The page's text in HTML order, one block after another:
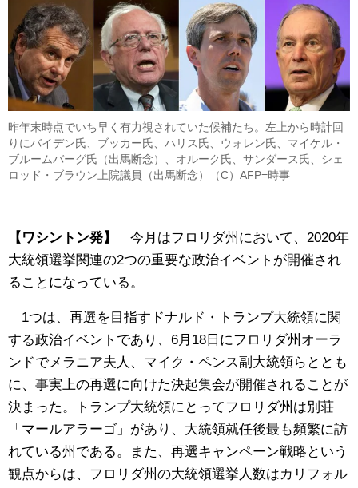
昨年末時点でいち早く有力視されていた候補たち。左上から時計回
りにバイデン氏、ブッカー氏、ハリス氏、ウォレン氏、マイケル・
ブルームバーグ氏（出馬断念）、オルーク氏、サンダース氏、シェ
ロッド・ブラウン上院議員（出馬断念）（C）AFP=時事
【ワシントン発】
今月はフロリダ州において、2020年
大統領選挙関連の2つの重要な政治イベントが開催され
ることになっている。
1つは、再選を目指すドナルド・トランプ大統領に関
する政治イベントであり、6月18日にフロリダ州オーラ
ンドでメラニア夫人、マイク・ペンス副大統領らととも
に、事実上の再選に向けた決起集会が開催されることが
決まった。トランプ大統領にとってフロリダ州は別荘
「マールアラーゴ」があり、大統領就任後最も頻繁に訪
れている州である。また、再選キャンペーン戦略という
観点からは、フロリダ州の大統領選挙人数はカリフォル